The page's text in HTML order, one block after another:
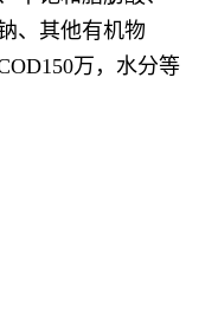
、其他有机物
万，水分等